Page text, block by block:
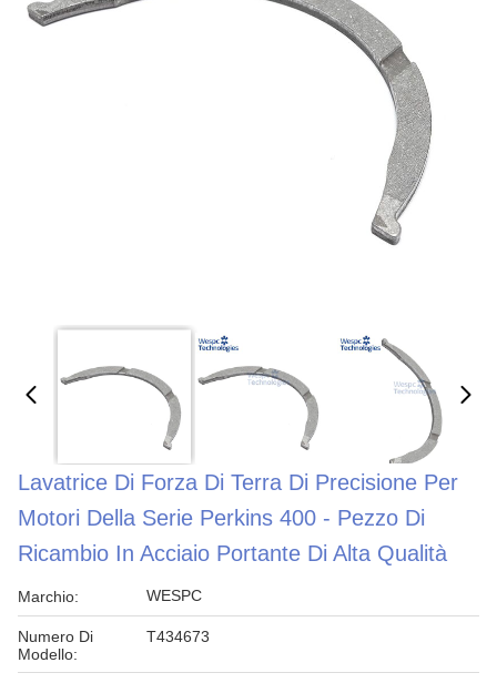
Lavatrice Di Forza Di Terra Di Precisione Per
Motori Della Serie Perkins 400 - Pezzo Di
Ricambio In Acciaio Portante Di Alta Qualità
Marchio: WESPC
Numero Di
Modello:
T434673